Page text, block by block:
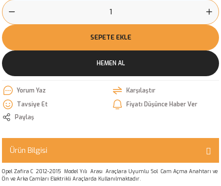
SEPETE EKLE
HEMEN AL
Yorum Yaz
Karşılaştır
Tavsiye Et
Fiyatı Düşünce Haber Ver
Paylaş
Ürün Bilgisi
Opel Zafira C 2012-2015 Model Yılı Arası Araçlara Uyumlu Sol Cam Açma Anahtarı ve
Ön ve Arka Camları Elektrikli Araçlarda Kullanılmaktadır.